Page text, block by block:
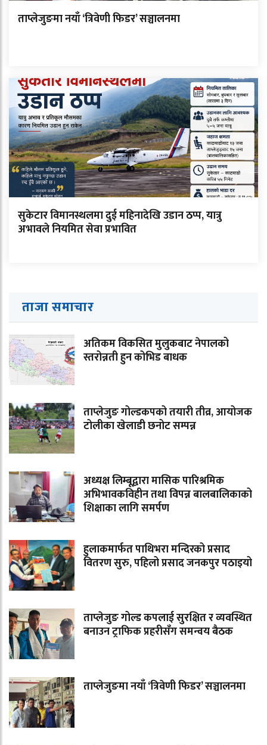
ताप्लेजुङमा नयाँ ‘त्रिवेणी फिडर’ सञ्चालनमा
सुकेटार विमानस्थलमा दुई महिनादेखि उडान ठप्प, यात्रु
अभावले नियमित सेवा प्रभावित
ताजा समाचार
अतिकम विकसित मुलुकबाट नेपालको
स्तरोन्नती हुन कोभिड बाधक
ताप्लेजुङ गोल्डकपको तयारी तीव्र, आयोजक
टोलीका खेलाडी छनोट सम्पन्न
अध्यक्ष लिम्बूद्वारा मासिक पारिश्रमिक
अभिभावकविहीन तथा विपन्न बालबालिकाको
शिक्षाका लागि समर्पण
हुलाकमार्फत पाथिभरा मन्दिरको प्रसाद
वितरण सुरु, पहिलो प्रसाद जनकपुर पठाइयो
ताप्लेजुङ गोल्ड कपलाई सुरक्षित र व्यवस्थित
बनाउन ट्राफिक प्रहरीसँग समन्वय बैठक
ताप्लेजुङमा नयाँ ‘त्रिवेणी फिडर’ सञ्चालनमा